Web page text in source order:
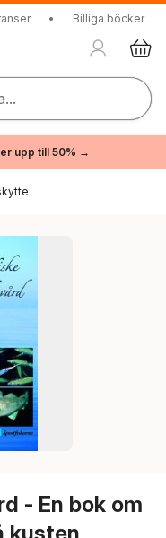
• Billiga böcker
upp till 50% →
- En bok om